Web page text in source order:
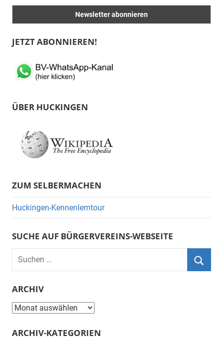
JETZT ABONNIEREN!
ÜBER HUCKINGEN
ZUM SELBERMACHEN
Huckingen-Kennenlerntour
SUCHE AUF BÜRGERVEREINS-WEBSEITE
Suchen
ARCHIV
Archiv
ARCHIV-KATEGORIEN